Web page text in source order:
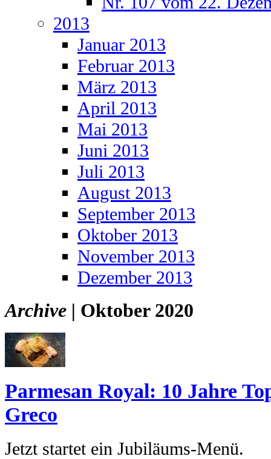
2013
Januar 2013
Februar 2013
März 2013
April 2013
Mai 2013
Juni 2013
Juli 2013
August 2013
September 2013
Oktober 2013
November 2013
Dezember 2013
Archive | Oktober 2020
Parmesan Royal: 10 Jahre
Greco
Jetzt startet ein Jubiläums-Menü.